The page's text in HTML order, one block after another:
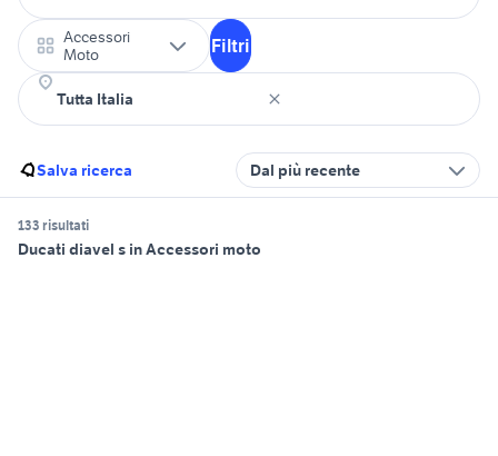
Accessori
Moto
Filtri
Salva ricerca Dal più recente
133 risultati
Ducati diavel s in Accessori moto